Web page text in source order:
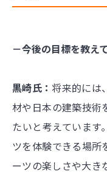
－今後の目標を教え
黒崎氏： 将来的には
材や日本の建築技術
たいと考えています
ツを体験できる場所
ーツの楽しさや大き